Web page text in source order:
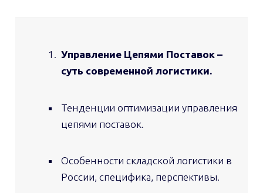
Управление Цепями Поставок –
суть современной логистики.
Тенденции оптимизации управления
цепями поставок.
Особенности складской логистики в
России, специфика, перспективы.